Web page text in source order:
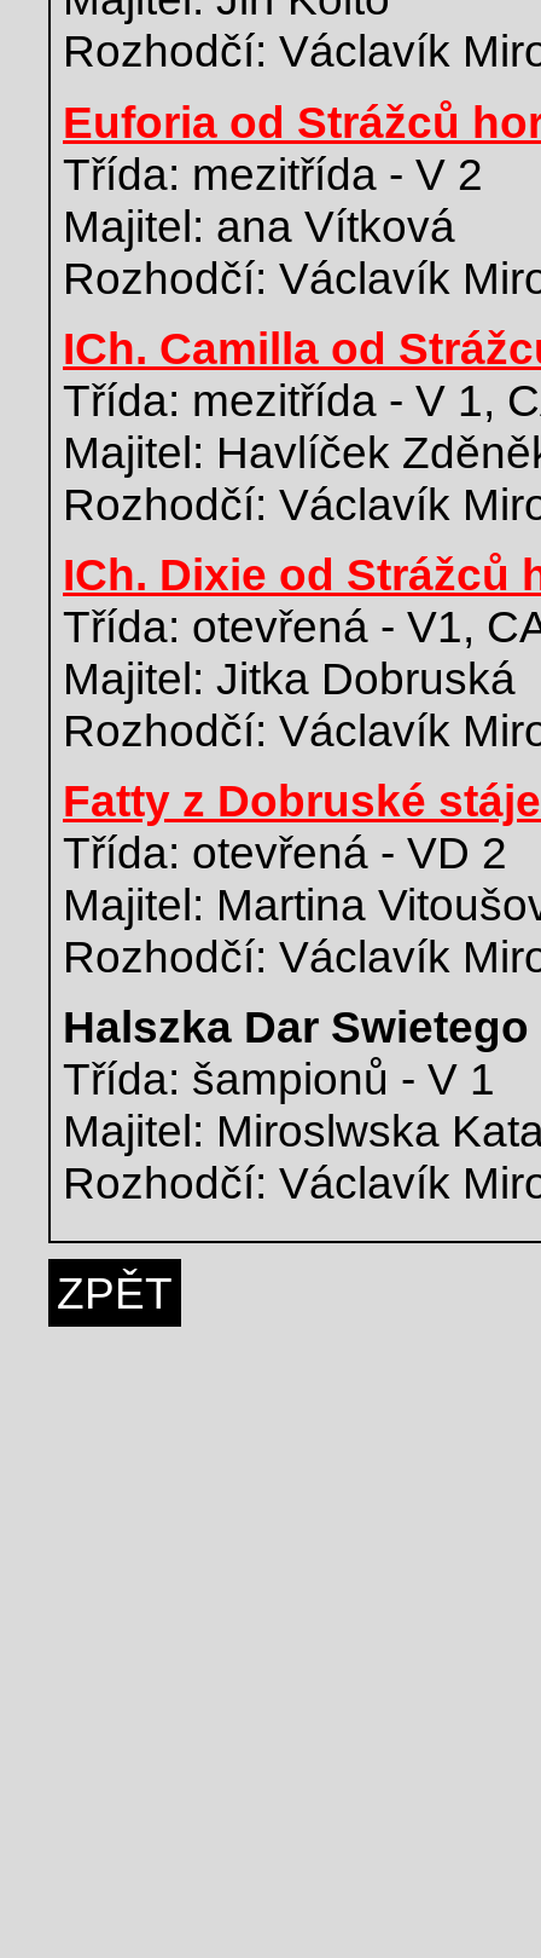
Rozhodčí: Václavík
Euforia od Strážců
Třída: mezitřída - V 2
Majitel: ana Vítková
Rozhodčí: Václavík
ICh. Camilla od
Třída: mezitřída - V 1,
Majitel: Havlíček
Rozhodčí: Václavík
ICh. Dixie od Strážců
Třída: otevřená - V1,
Majitel: Jitka Dobruská
Rozhodčí: Václavík
Fatty z Dobruské stáje
Třída: otevřená - VD 2
Majitel: Martina
Rozhodčí: Václavík
Halszka Dar
Třída: šampionů - V 1
Majitel: Miroslwska
Rozhodčí: Václavík
ZPĚT